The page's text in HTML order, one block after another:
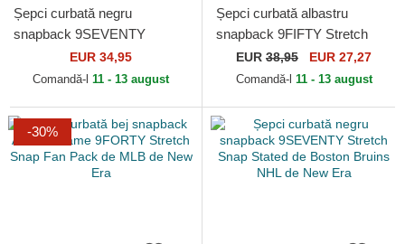
Șepci curbată negru
snapback 9SEVENTY
Stretch Snap Stated de Los
Angeles Kings NHL de New
EUR 34,95
Comandă-l 11 - 13 august
Șepci curbată albastru
snapback 9FIFTY Stretch
Snap Flawless de French
Rugby Federation FFR de...
EUR 38,95 EUR 27,27
Comandă-l 11 - 13 august
-30%